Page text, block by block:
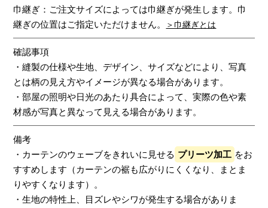
巾継ぎ：ご注文サイズによっては巾継ぎが発生します。巾
継ぎの位置はご指定いただけません。
＞巾継ぎとは
確認事項
・縫製の仕様や生地、デザイン、サイズなどにより、写真
とは柄の見え方やイメージが異なる場合があります。
・部屋の照明や日光のあたり具合によって、実際の色や素
材感が写真と異なって見える場合があります。
備考
・カーテンのウェーブをきれいに見せる プリーツ加工 をお
すすめします（カーテンの裾も広がりにくくなり、まとま
りやすくなります）。
・生地の特性上、目ズレやシワが発生する場合がありま